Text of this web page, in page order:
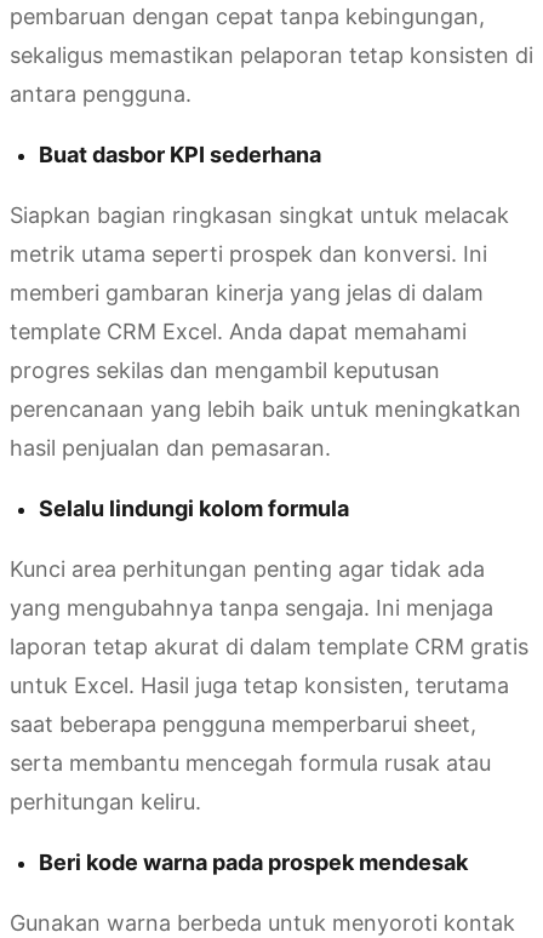
pembaruan dengan cepat tanpa kebingungan,
sekaligus memastikan pelaporan tetap konsisten di
antara pengguna.
Buat dasbor KPI sederhana
Siapkan bagian ringkasan singkat untuk melacak
metrik utama seperti prospek dan konversi. Ini
memberi gambaran kinerja yang jelas di dalam
template CRM Excel. Anda dapat memahami
progres sekilas dan mengambil keputusan
perencanaan yang lebih baik untuk meningkatkan
hasil penjualan dan pemasaran.
Selalu lindungi kolom formula
Kunci area perhitungan penting agar tidak ada
yang mengubahnya tanpa sengaja. Ini menjaga
laporan tetap akurat di dalam template CRM gratis
untuk Excel. Hasil juga tetap konsisten, terutama
saat beberapa pengguna memperbarui sheet,
serta membantu mencegah formula rusak atau
perhitungan keliru.
Beri kode warna pada prospek mendesak
Gunakan warna berbeda untuk menyoroti kontak